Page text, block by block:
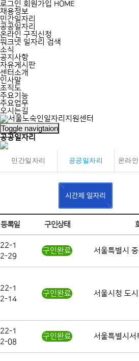
로그인 회원가입 HOME
채용정보
민간일자리
공공일자리
온라인 구직신청
워크넷 일자리 검색
소식
공지사항
자유게시판
센터소개
인사말
조직도
주요기능
주요업무
오시는길
Toggle navigtaion
공공일자리
민간일자리 공공일자리 온라
등록일 구인상태
22-1
2-29
구인완료 서울특별시
22-1
2-14
구인완료 서울시청 도
22-1
2-08
구인완료 서울특별시서